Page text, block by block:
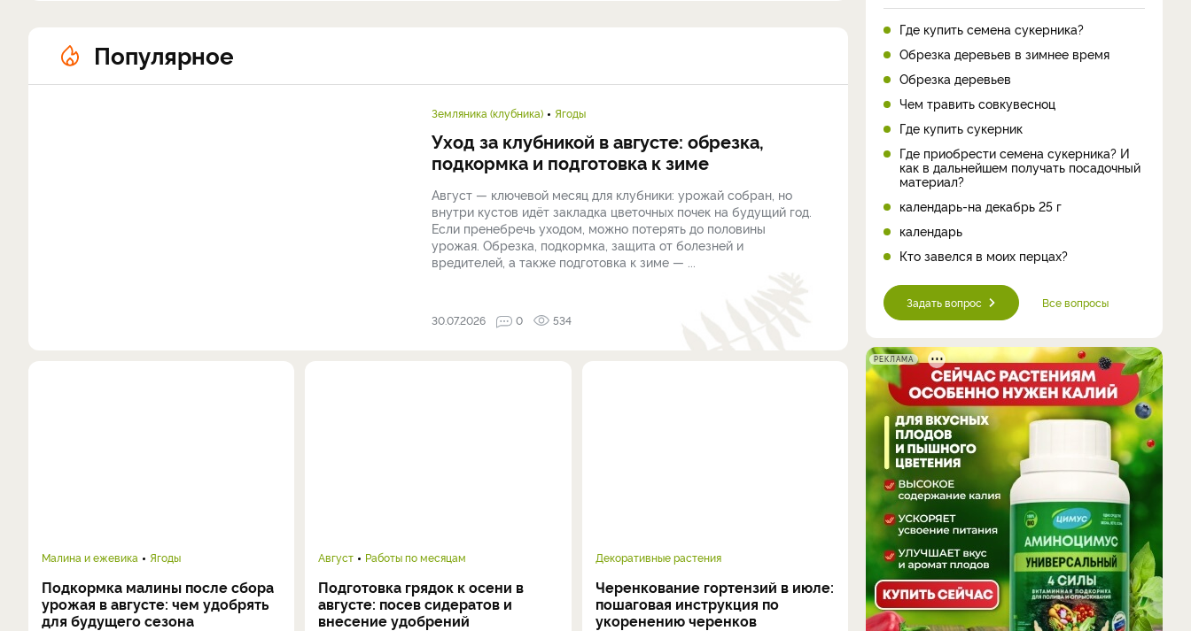
Популярное
Земляника (клубника) Ягоды
Уход за клубникой в августе: обрезка,
подкормка и подготовка к зиме
Август — ключевой месяц для клубники: урожай собран, но
внутри кустов идёт закладка цветочных почек на будущий год.
Если пренебречь уходом, можно потерять до половины
урожая. Обрезка, подкормка, защита от болезней и
вредителей, а также подготовка к зиме — ...
30.07.2026 0 534
Малина и ежевика Ягоды
Подкормка малины после сбора
урожая в августе: чем удобрять
для будущего сезона
Август Работы по месяцам
Подготовка грядок к осени в
августе: посев сидератов и
внесение удобрений
Декоративные растения
Черенкование гортензий в июле:
пошаговая инструкция по
укоренению черенков
Где купить семена сукерника?
Обрезка деревьев в зимнее время
Обрезка деревьев
Чем травить совкувесноц
Где купить сукерник
Где приобрести семена сукерника? И
как в дальнейшем получать посадочный
материал?
календарь-на декабрь 25 г
календарь
Кто завелся в моих перцах?
Задать вопрос Все вопросы
РЕКЛАМА